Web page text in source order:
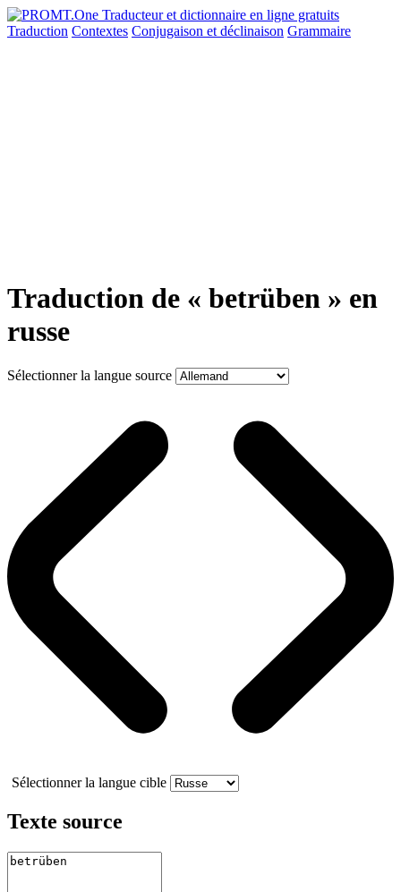
Traduction Contextes Conjugaison et déclinaison Grammaire
Traduction de « betrüben » en
russe
Sélectionner la langue source
Sélectionner la langue cible
Texte source